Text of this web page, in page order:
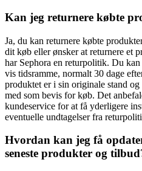
Kan jeg returnere købte
Ja, du kan returnere købte
dit køb eller ønsker at returnere et
har Sephora en returpolitik. Du
vis tidsramme, normalt 30 dage
produktet er i sin originale stand
med som bevis for køb. Det
kundeservice for at få yderligere
eventuelle undtagelser fra
Hvordan kan jeg få
seneste produkter og